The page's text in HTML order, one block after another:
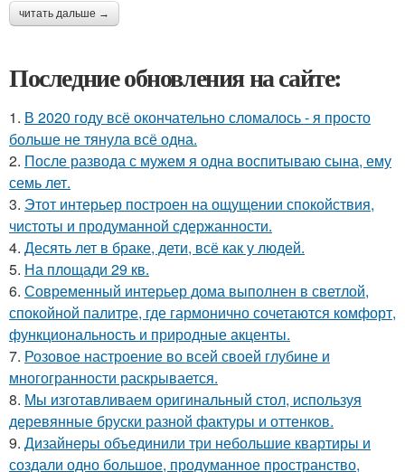
читать дальше →
Последние обновления на сайте:
1. В 2020 году всё окончательно сломалось - я просто
больше не тянула всё одна.
2. После развода с мужем я одна воспитываю сына, ему
семь лет.
3. Этот интерьер построен на ощущении спокойствия,
чистоты и продуманной сдержанности.
4. Десять лет в браке, дети, всё как у людей.
5. На площади 29 кв.
6. Современный интерьер дома выполнен в светлой,
спокойной палитре, где гармонично сочетаются комфорт,
функциональность и природные акценты.
7. Розовое настроение во всей своей глубине и
многогранности раскрывается.
8. Мы изготавливаем оригинальный стол, используя
деревянные бруски разной фактуры и оттенков.
9. Дизайнеры объединили три небольшие квартиры и
создали одно большое, продуманное пространство,